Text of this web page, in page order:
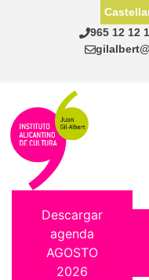
965 12 12
Descargar
agenda
AGOSTO
2026